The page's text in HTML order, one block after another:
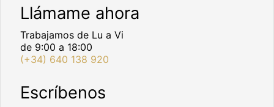
Llámame ahora
Trabajamos de Lu a Vi
de 9:00 a 18:00
(+34) 640 138 920
Escríbenos